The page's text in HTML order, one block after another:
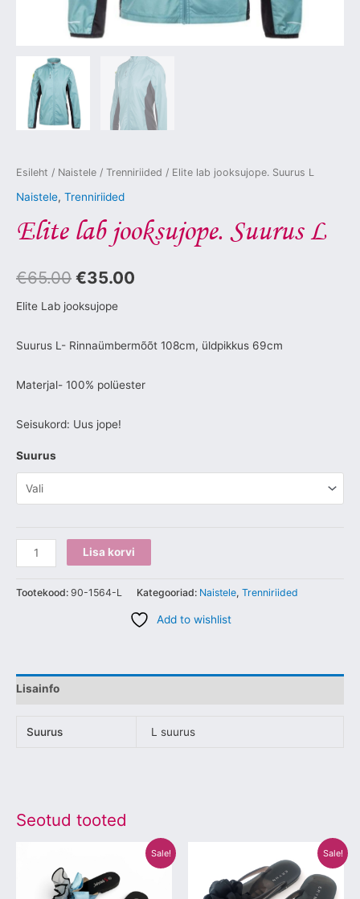
Esileht / Naistele / Trenniriided / Elite lab jooksujope. Suurus L
Naistele, Trenniriided
Elite lab jooksujope. Suurus L
€65.00 €35.00
Elite Lab jooksujope
Suurus L- Rinnaümbermõõt 108cm, üldpikkus 69cm
Materjal- 100% polüester
Seisukord: Uus jope!
Suurus
Lisa korvi
Tootekood: 90-1564-L Kategooriad: Naistele, Trenniriided
Add to wishlist
Lisainfo
Suurus L suurus
Seotud tooted
Sale!
oli:
€25.00.
on:
€14.00.
tootel
on
Sale!
€20.00.
hind
on:
€15.00.
tootel
on